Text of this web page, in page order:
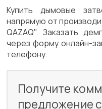
Купить дымовые
напрямую от
QAZAQ". Заказать
через форму онлайн-
телефону.
Получите
предложение